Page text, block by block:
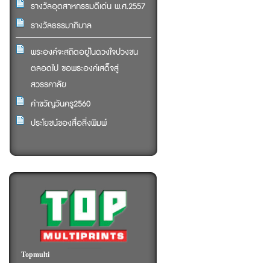
รางวัลอุตสาหกรรมดีเด่น พ.ศ.2557
รางวัลธรรมาภิบาล
พระองค์จะสถิตอยู่ในดวงใจปวงชน
ตลอดไป ขอพระองค์เสด็จสู่
สวรรคาลัย
คำขวัญวันครู2560
ประโยชน์ของสื่อสิ่งพิมพ์
Topmulti